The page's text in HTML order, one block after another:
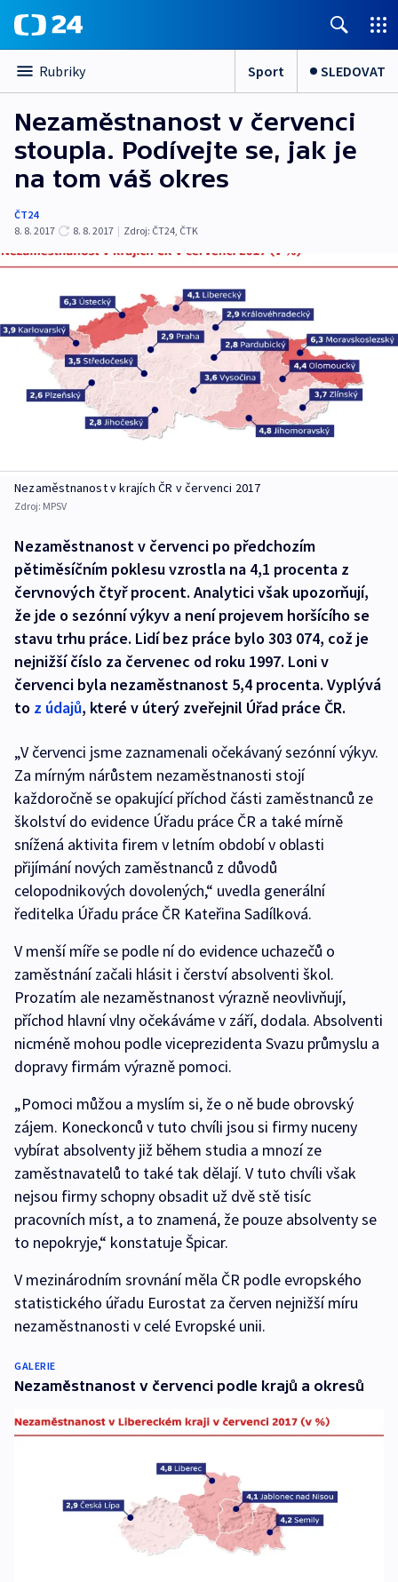
Rubriky Sport SLEDOVAT
Nezaměstnanost v červenci
stoupla. Podívejte se, jak je
na tom váš okres
ČT24
8. 8. 2017
8. 8. 2017 | Zdroj: ČT24, ČTK
Nezaměstnanost v krajích ČR v červenci 2017
Zdroj: MPSV
Nezaměstnanost v červenci po předchozím
pětiměsíčním poklesu vzrostla na 4,1 procenta z
červnových čtyř procent. Analytici však upozorňují,
že jde o sezónní výkyv a není projevem horšícího se
stavu trhu práce. Lidí bez práce bylo 303 074, což je
nejnižší číslo za červenec od roku 1997. Loni v
červenci byla nezaměstnanost 5,4 procenta. Vyplývá
to z údajů, které v úterý zveřejnil Úřad práce ČR.
„V červenci jsme zaznamenali očekávaný sezónní výkyv.
Za mírným nárůstem nezaměstnanosti stojí
každoročně se opakující příchod části zaměstnanců ze
školství do evidence Úřadu práce ČR a také mírně
snížená aktivita firem v letním období v oblasti
přijímání nových zaměstnanců z důvodů
celopodnikových dovolených,“ uvedla generální
ředitelka Úřadu práce ČR Kateřina Sadílková.
V menší míře se podle ní do evidence uchazečů o
zaměstnání začali hlásit i čerství absolventi škol.
Prozatím ale nezaměstnanost výrazně neovlivňují,
příchod hlavní vlny očekáváme v září, dodala. Absolventi
nicméně mohou podle viceprezidenta Svazu průmyslu a
dopravy firmám výrazně pomoci.
„Pomoci můžou a myslím si, že o ně bude obrovský
zájem. Koneckonců v tuto chvíli jsou si firmy nuceny
vybírat absolventy již během studia a mnozí ze
zaměstnavatelů to také tak dělají. V tuto chvíli však
nejsou firmy schopny obsadit už dvě stě tisíc
pracovních míst, a to znamená, že pouze absolventy se
to nepokryje,“ konstatuje Špicar.
V mezinárodním srovnání měla ČR podle evropského
statistického úřadu Eurostat za červen nejnižší míru
nezaměstnanosti v celé Evropské unii.
GALERIE
Nezaměstnanost v červenci podle krajů a okresů